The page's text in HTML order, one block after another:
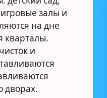
залы и
на дне
кварталы.
и
дворах.